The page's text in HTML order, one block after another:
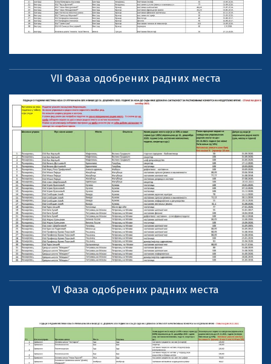
VII Фаза одобрених радних места
VI Фаза одобрених радних места